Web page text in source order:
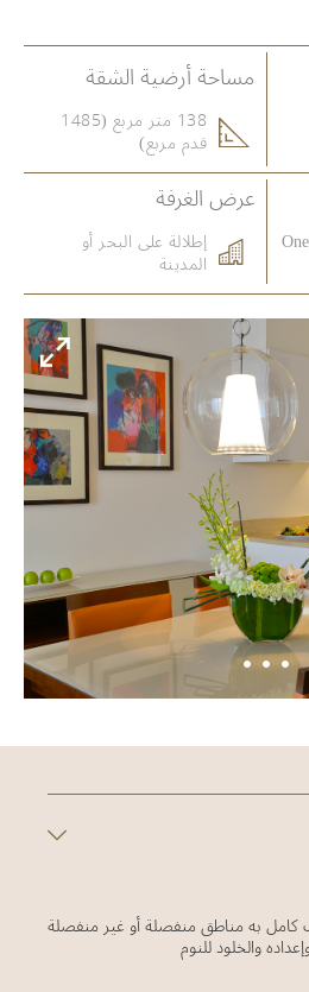
مساحة أرضية الشقة
138 متر مربع (1485
قدم مربع)
عرض الغرفة
إطلالة على البحر أو
المدينة
به مناطق منفصلة أو غير منفصلة
والخلود للنوم